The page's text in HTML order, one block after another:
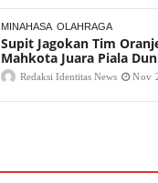
MINAHASA OLAHRAGA
Supit Jagokan Tim
Mahkota Juara Piala
Redaksi Identitas News Nov